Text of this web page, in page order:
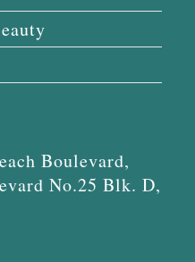
Boulevard,
No.25 Blk. D,